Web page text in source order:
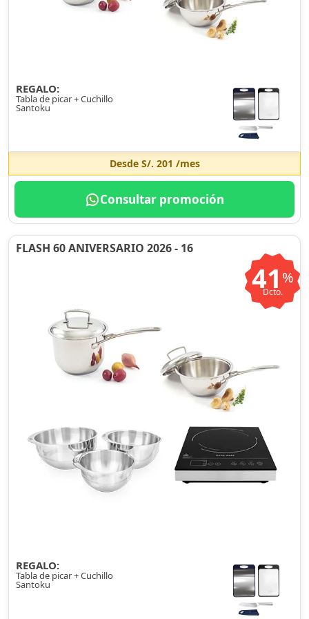
REGALO:
Tabla de picar + Cuchillo
Santoku
Desde S/. 201 /mes
Consultar promoción
FLASH 60 ANIVERSARIO 2026 - 16
41 %
Dcto.
REGALO:
Tabla de picar + Cuchillo
Santoku